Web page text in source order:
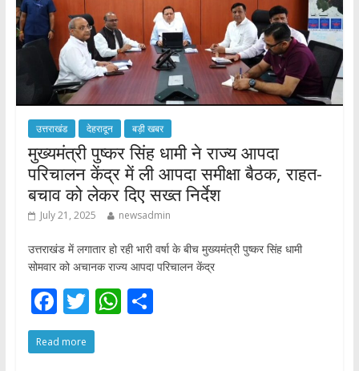
उत्तराखंड देहरादून बड़ी खबर
मुख्यमंत्री पुष्कर सिंह धामी ने राज्य आपदा
परिचालन केंद्र में ली आपदा समीक्षा बैठक, राहत-
बचाव को लेकर दिए सख्त निर्देश
July 21, 2025 newsadmin
उत्तराखंड में लगातार हो रही भारी वर्षा के बीच मुख्यमंत्री पुष्कर सिंह धामी
सोमवार को अचानक राज्य आपदा परिचालन केंद्र
F
ac
e
T
w
itt
W S
Read more